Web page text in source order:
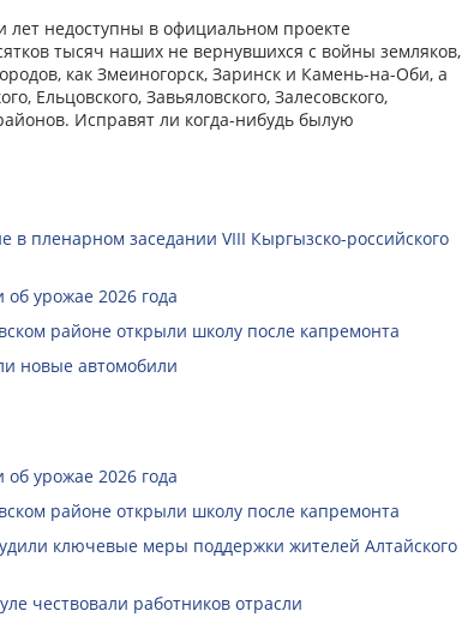
лет недоступны в официальном проекте
тысяч наших не вернувшихся с войны земляков,
как Змеиногорск, Заринск и Камень-на-Оби, а
Ельцовского, Завьяловского, Залесовского,
Исправят ли когда-нибудь былую
в пленарном заседании VIII Кыргызско-российского
об урожае 2026 года
районе открыли школу после капремонта
новые автомобили
об урожае 2026 года
районе открыли школу после капремонта
ключевые меры поддержки жителей Алтайского
чествовали работников отрасли